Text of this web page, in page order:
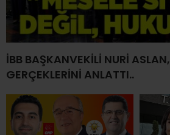
İBB BAŞKANVEKİLİ NURİ
GERÇEKLERİNİ ANLATTI..